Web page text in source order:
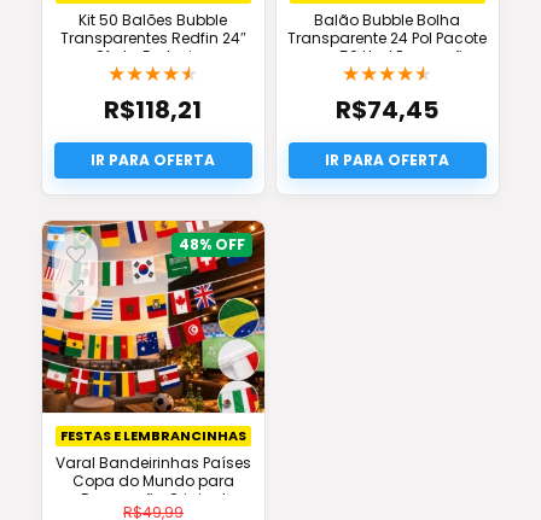
Kit 50 Balões Bubble
Transparentes Redfin 24″
Oferta Exclusiva
★★★★★
R$118,21
Balão Bubble Bolha
Transparente 24 Pol Pacote
com 50 Und Promoção
★★★★★
R$74,45
48%
FESTAS E LEMBRANCINHAS
Varal Bandeirinhas Países
Copa do Mundo para
Decoração Original
R$49,99